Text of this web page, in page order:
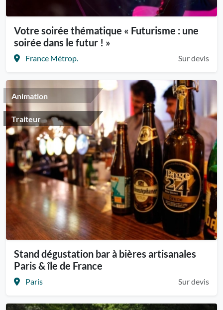
Votre soirée thématique « Futurisme : une
soirée dans le futur ! »
France Métrop. Sur devis
Animation
Traiteur
Stand dégustation bar à bières artisanales
Paris & île de France
Paris Sur devis